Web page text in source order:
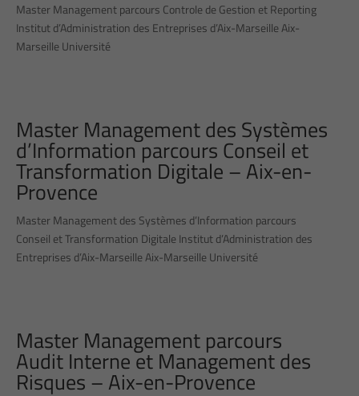
Master Management parcours Controle de Gestion et Reporting
Institut d’Administration des Entreprises d’Aix-Marseille Aix-
Marseille Université
Master Management des Systèmes
d’Information parcours Conseil et
Transformation Digitale – Aix-en-
Provence
Master Management des Systèmes d’Information parcours
Conseil et Transformation Digitale Institut d’Administration des
Entreprises d’Aix-Marseille Aix-Marseille Université
Master Management parcours
Audit Interne et Management des
Risques – Aix-en-Provence